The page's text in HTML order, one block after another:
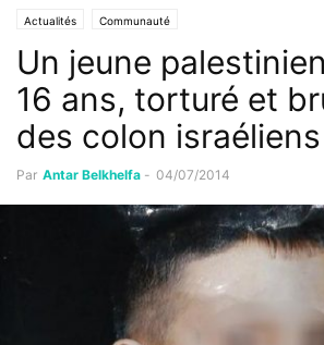
Actualités Communauté
Un jeune
16 ans, torturé et
des colon israéliens
Par Antar Belkhelfa - 04/07/2014